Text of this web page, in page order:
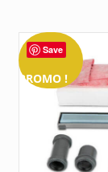
PROMO !
Save